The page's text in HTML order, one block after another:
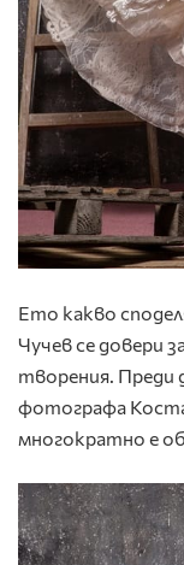
Ето какво
Чучев се довери
творения. Преди
фотографа
многократно е